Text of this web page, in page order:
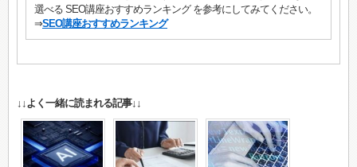
選べる SEO講座おすすめランキング を参考にしてみてください。
⇒SEO講座おすすめランキング
↓↓よく一緒に読まれる記事↓↓